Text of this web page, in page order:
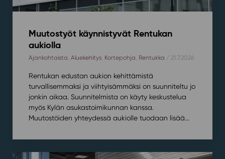
Muutostyöt käynnistyvät Rentukan
aukiolla
Ajankohtaista, Aluekehitys, Kortepohja, Rentukka / 21.7.2026
Rentukan edustan aukion kehittämistä
turvallisemmaksi ja viihtyisämmäksi on suunniteltu jo
jonkin aikaa. Suunnitelmista on käyty keskustelua
myös Kylän asukastoimikunnan kanssa.
Muutostöiden yhteydessä aukiolle tuodaan lisää...